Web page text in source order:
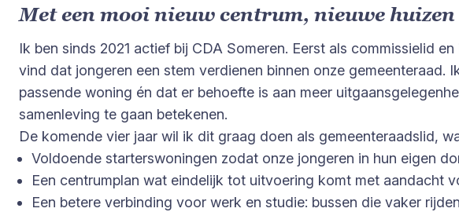
Met een mooi nieuw centrum, nieuwe
Ik ben sinds 2021 actief bij CDA Someren. Eerst als commissielid
vind dat jongeren een stem verdienen binnen onze
passende woning én dat er behoefte is aan meer
samenleving te gaan betekenen.
De komende vier jaar wil ik dit graag doen als gemeenteraadslid,
Voldoende starterswoningen zodat onze jongeren in hun eigen
Een centrumplan wat eindelijk tot uitvoering komt met aandacht
Een betere verbinding voor werk en studie: bussen die vaker